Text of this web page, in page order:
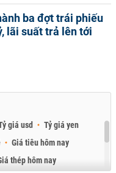
ba đợt trái phiếu
lãi suất trả lên tới
giá usd
Tỷ giá yen
Giá tiêu hôm nay
thép hôm nay